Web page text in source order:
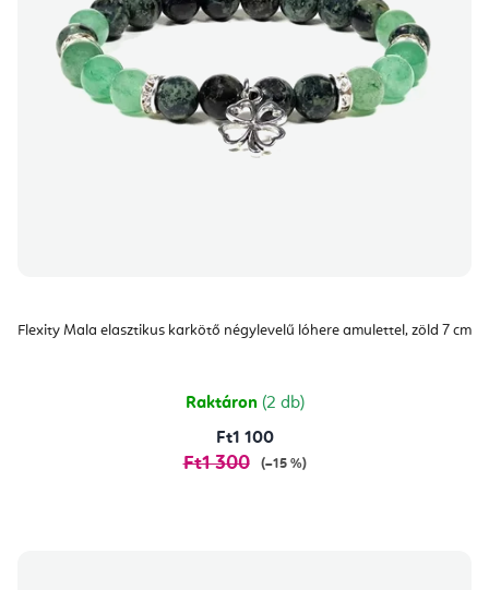
Flexity Mala elasztikus karkötő négylevelű lóhere amulettel, zöld 7 cm
Raktáron (2 db)
Ft1 100
Ft1 300 (–15 %)